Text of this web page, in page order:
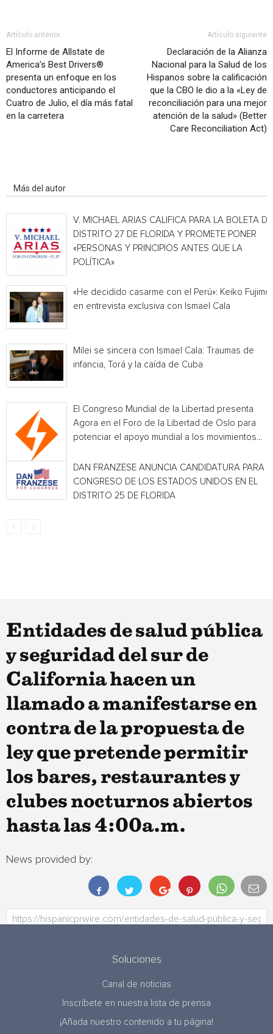
Artículo anterior
El Informe de Allstate de
America’s Best Drivers®
presenta un enfoque en los
conductores anticipando el
Cuatro de Julio, el día más fatal
en la carretera
Artículo siguiente
Declaración de la Alianza
Nacional para la Salud de los
Hispanos sobre la calificación
que la CBO le dio a la «Ley de
reconciliación para una mejor
atención de la salud» (Better
Care Reconciliation Act)
Más del autor
V. MICHAEL ARIAS CALIFICA PARA LA BOLETA
DISTRITO 27 DE FLORIDA Y PROMETE PONER
«PERSONAS Y PRINCIPIOS ANTES QUE LA
POLÍTICA»
«He decidido casarme con el Perú»: Keiko
en entrevista exclusiva con Ismael Cala
Milei se sincera con Ismael Cala: Traumas de
infancia, Torá y la caída de Cuba
El Congreso Mundial de la Libertad presenta
Agora en el Foro de la Libertad de Oslo para
potenciar el apoyo mundial a los movimientos...
DAN FRANZESE ANUNCIA CANDIDATURA PARA
CONGRESO DE LOS ESTADOS UNIDOS EN EL
DISTRITO 25 DE FLORIDA
Entidades de salud pública
y seguridad del sur de
California hacen un
llamado a manifestarse en
contra de la propuesta de
ley que pretende permitir
los bares, restaurantes y
clubes nocturnos abiertos
hasta las 4:00a.m.
News provided by:
Soluciones
Canal de noticias
Inscríbete en nuestra lista de prensa
¡Añada nuestro contenido a tu página!